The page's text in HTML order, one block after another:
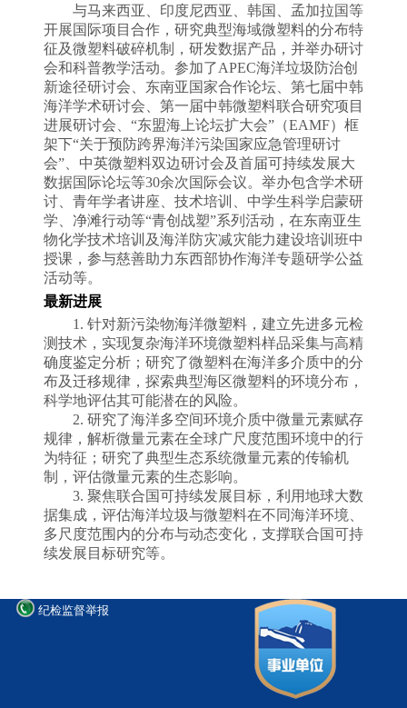
与马来西亚、印度尼西亚、韩国、孟加拉国等
开展国际项目合作，研究典型海域微塑料的分布特
征及微塑料破碎机制，研发数据产品，并举办研讨
会和科普教学活动。参加了APEC海洋垃圾防治创
新途径研讨会
东南亚国家合作论坛、第七届中韩
海洋学术研讨会、第一届中韩微塑料联合研究项目
进展研讨会、 “东盟海上论坛扩大会”（EAMF）框
架下“关于预防跨界海洋污染国家应急管理研讨
会”、中英微塑料双边研讨会及首届可持续发展大
数据国际论坛等30余次国际会议。举办包含学术研
讨、青年学者讲座、技术培训、中学生科学启蒙研
学、净滩行动等“青创战塑”系列活动，在东南亚生
物化学技术培训及海洋防灾减灾能力建设培训班中
授课，参与慈善助力东西部协作海洋专题研学公益
活动等。
最新进展
1. 针对新污染物海洋微塑料，建立先进多元检
测技术，实现复杂海洋环境微塑料样品采集与高精
确度鉴定分析；研究了微塑料在海洋多介质中的分
布及迁移规律，探索典型海区微塑料的环境分布，
科学地评估其可能潜在的风险。
2. 研究了海洋多空间环境介质中微量元素赋存
规律，解析微量元素在全球广尺度范围环境中的行
为特征；研究了典型生态系统微量元素的传输机
制，评估微量元素的生态影响。
3. 聚焦联合国可持续发展目标，利用地球大数
据集成，评估海洋垃圾与微塑料在不同海洋环境、
多尺度范围内的分布与动态变化，支撑联合国可持
续发展目标研究等。
纪检监督举报